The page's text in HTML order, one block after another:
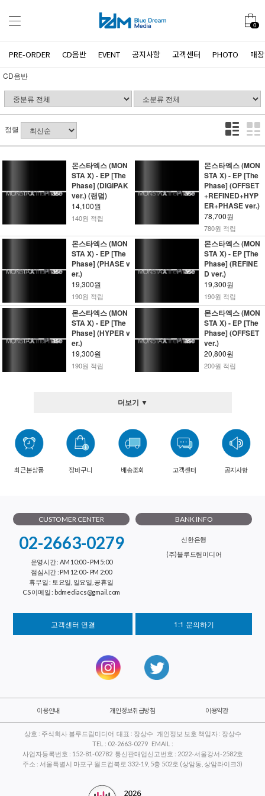
0
PRE-ORDER CD음반 EVENT 공지사항 고객센터 PHOTO 매
CD음반
정렬
몬스타엑스 (MON
STA X) - EP [The
Phase] (DIGIPAK
ver.) (랜덤)
14,100원
140원 적립
몬스타엑스 (MON
STA X) - EP [The
Phase] (OFFSET
+REFINED+HYP
ER+PHASE ver.)
78,700원
780원 적립
몬스타엑스 (MON
STA X) - EP [The
Phase] (PHASE v
er.)
19,300원
190원 적립
몬스타엑스 (MON
STA X) - EP [The
Phase] (REFINE
D ver.)
19,300원
190원 적립
몬스타엑스 (MON
STA X) - EP [The
Phase] (HYPER v
er.)
19,300원
190원 적립
몬스타엑스 (MON
STA X) - EP [The
Phase] (OFFSET
ver.)
20,800원
200원 적립
더보기 ▼
최근본상품 장바구니 배송조회 고객센터 공지사항
CUSTOMER CENTER
02-2663-0279
운영시간 : AM 10:00 - PM 5:00
점심시간 : PM 12:00 - PM 2:00
휴무일 : 토요일, 일요일, 공휴일
CS 이메일 : bdmediacs@gmail.com
BANK INFO
신한은행
(주)블루드림미디어
고객센터 연결 1:1 문의하기
이용안내 개인정보취급방침 이용약관
상호 : 주식회사 블루드림미디어 대표 : 장상수 개인정보 보호 책임자 : 장상수
TEL : 02-2663-0279 EMAIL :
사업자등록번호 : 152-81-02782 통신판매업신고번호 : 2022-서울강서-2582호
주소 : 서울특별시 마포구 월드컵북로 332-19, 5층 502호 (상암동, 상암라이크3)